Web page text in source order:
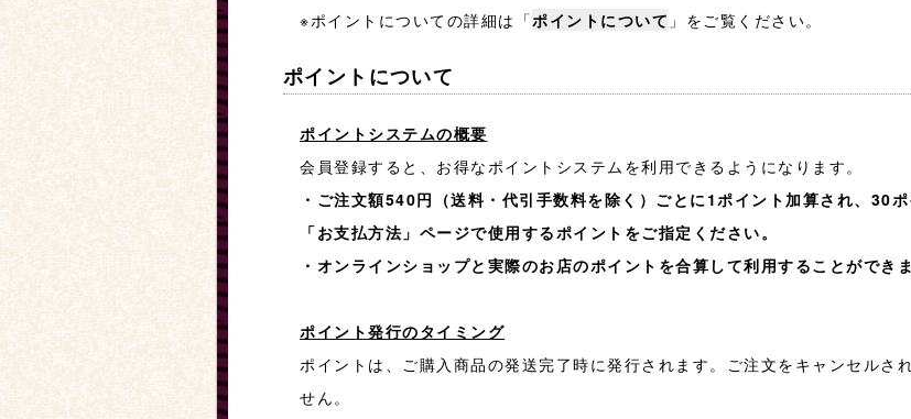
※ポイントについての詳細は「ポイントについて 」をご覧ください。
ポイントについて
ポイントシステムの概要
会員登録すると、お得なポイントシステムを利用できるようになります。
・ご注文額540円（送料・代引手数料を除く）ごとに1ポイント加算され、30
「お支払方法」ページで使用するポイントをご指定ください。
・オンラインショップと実際のお店のポイントを合算して利用することができま
ポイント発行のタイミング
ポイントは、ご購入商品の発送完了時に発行されます。ご注文をキャンセルさ
せん。